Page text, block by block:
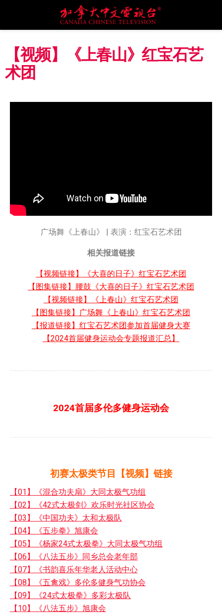
【视频】《上春山》红宝石艺
术团
广场舞《上春山》 | 表演：红宝石艺术团
相关报道链接
【视频链接】《大喜的日子》红宝石艺术团
【图集链接】腰鼓《大喜的日子》红宝石艺术团
【视频链接】《上春山》红宝石艺术团
【图集链接】广场舞《上春山》红宝石艺术团
【报道链接】红宝石艺术团参加首届健身大赛
【2024首届健身运动会专题报道汇总】
2024首届多伦多健身运动会
初赛太极类节目【视频】链接
【01】《混合功夫扇》大同太极气功组
【02】《42式太极剑》欢乐时光社区协会
【03】《中国功夫》太和太极队
【04】《五步拳》旭康会
【05】《杨家24式太极拳》大同太极气功组
【06】《八法五步》同乡总会老年部
【07】《书韵喜乐年华老人活动中心
【08】《五禽戏》多伦多健身气功协会
【09】《24式太极拳》多彩太极队
【10】《八法五步》旭康会